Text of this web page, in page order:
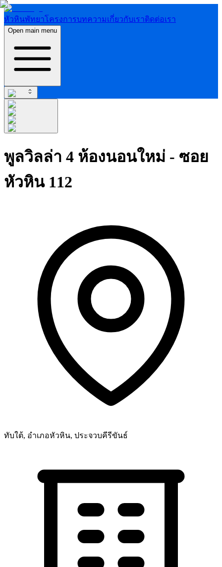
หัวหินพัทยาโครงการบทความเกี่ยวกับเราติดต่อเรา
Open main menu
พูลวิลล่า 4 ห้องนอนใหม่ - ซอย
หัวหิน 112
ทับใต้, อำเภอหัวหิน, ประจวบคีรีขันธ์